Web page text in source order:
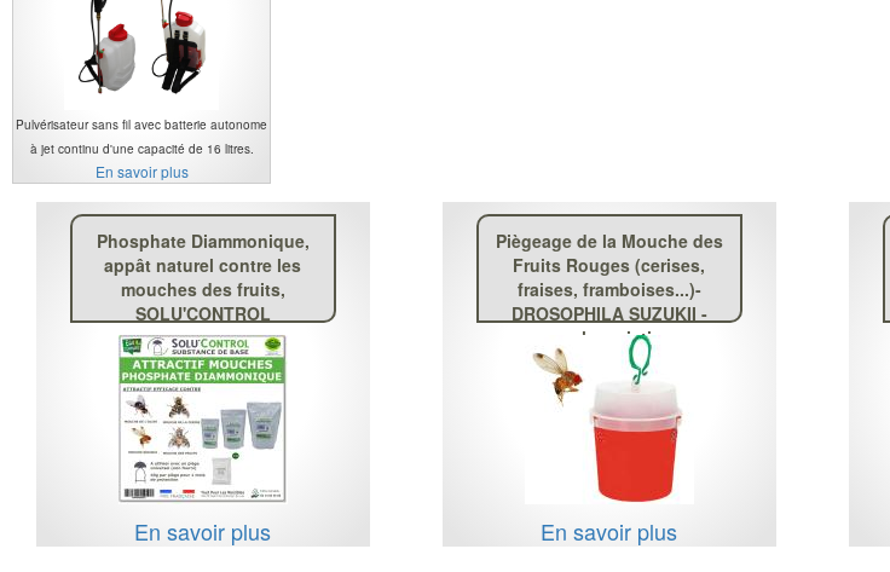
Pulvérisateur sans fil avec batterie autonome
à jet continu d'une capacité de 16 litres.
En savoir plus
Phosphate Diammonique,
appât naturel contre les
mouches des fruits,
SOLU'CONTROL
En savoir plus
Piègeage de la Mouche des
Fruits Rouges (cerises,
fraises, framboises...)-
DROSOPHILA SUZUKII -
mouche asiatique
En savoir plus